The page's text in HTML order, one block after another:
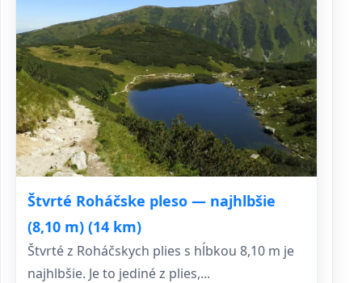
Štvrté Roháčske pleso — najhlbšie
(8,10 m) (14 km)
Štvrté z Roháčskych plies s hĺbkou 8,10 m je
najhlbšie. Je to jediné z plies,...